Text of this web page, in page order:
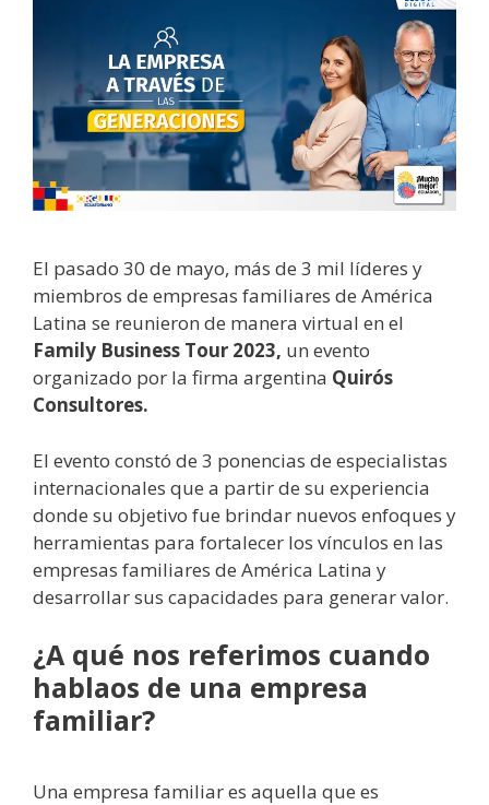
El pasado 30 de mayo, más de 3 mil líderes y
miembros de empresas familiares de América
Latina se reunieron de manera virtual en el
Family Business Tour 2023, un evento
organizado por la firma argentina Quirós
Consultores.
El evento constó de 3 ponencias de especialistas
internacionales que a partir de su experiencia
donde su objetivo fue brindar nuevos enfoques y
herramientas para fortalecer los vínculos en las
empresas familiares de América Latina y
desarrollar sus capacidades para generar valor.
¿A qué nos referimos cuando
hablaos de una empresa
familiar?
Una empresa familiar es aquella que es